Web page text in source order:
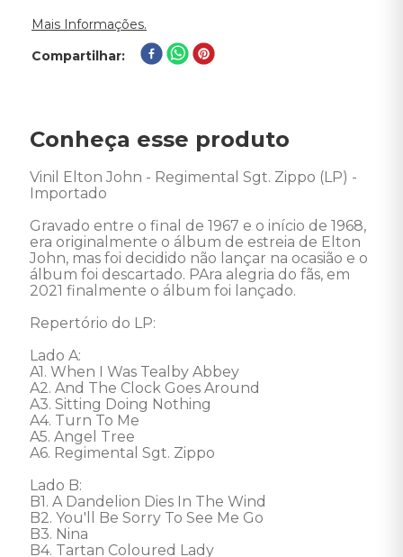
Mais Informações.
Compartilhar
Conheça esse produto
Vinil Elton John - Regimental Sgt. Zippo (LP) -
Importado
Gravado entre o final de 1967 e o início de 1968,
era originalmente o álbum de estreia de Elton
John, mas foi decidido não lançar na ocasião e o
álbum foi descartado. PAra alegria do fãs, em
2021 finalmente o álbum foi lançado.
Repertório do LP:
Lado A:
A1. When I Was Tealby Abbey
A2. And The Clock Goes Around
A3. Sitting Doing Nothing
A4. Turn To Me
A5. Angel Tree
A6. Regimental Sgt. Zippo
Lado B:
B1. A Dandelion Dies In The Wind
B2. You'll Be Sorry To See Me Go
B3. Nina
B4. Tartan Coloured Lady